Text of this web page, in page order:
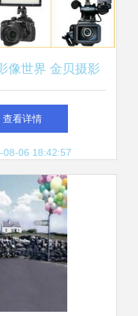
像世界 金贝摄影
品中心全解析
查看详情
08-06 18:42:57